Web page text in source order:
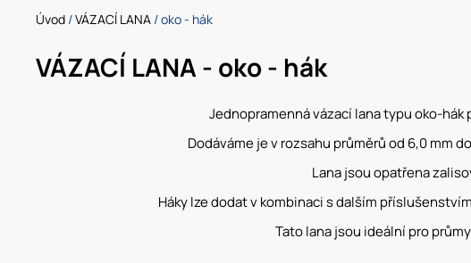
Úvod /VÁZACÍ LANA / oko - hák
VÁZACÍ LANA - oko - hák
Jednopramenná vázací lana typu oko-
Dodáváme je v rozsahu průměrů od 6,0 mm
Lana jsou opatřena
Háky lze dodat v kombinaci s dalším
Tato lana jsou ideální pro